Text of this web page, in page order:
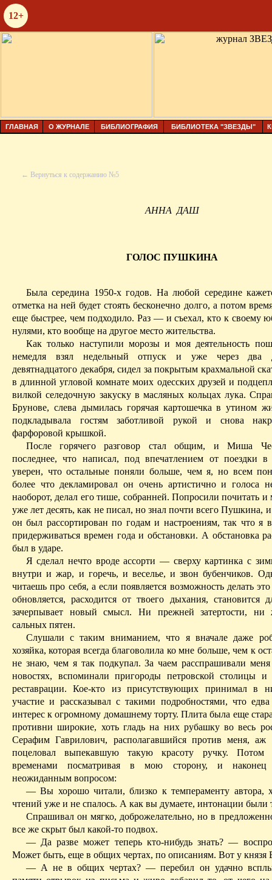
12+
ГЛАВНАЯ О ЖУРНАЛЕ БИБЛИОГРАФИЯ БИБЛИОТЕКА "ЗВЕЗДЫ"
← Вернуться к содержанию №5
АННА ДАШ
ГОЛОС ПУШКИНА
Была середина 1950-х годов. На любой середине
отметка на ней будет стоять бесконечно долго, а потом
еще быстрее, чем подходило. Раз — и съехал, кто к своему
нулями, кто вообще на другое место жительства.
Как только наступили морозыи моя деятельность
немедля взял недельный отпуск и уже через два
девятнадцатого декабря, сидел за покрытым крахмальной
в длинной угловой комнате моих одесских друзей и
вилкой селедочную закуску в масляных кольцах лука.
Брунове, слева дымилась горячая картошечка в утином
подкладывала гостям заботливой рукой и снова
фарфоровой крышкой.
После горячего разговор стал общим, и Миша
последнее, что написал, под впечатлением от поездки
уверен, что остальные поняли больше, чем я, но всем
более что декламировал он очень артистично и голоса
наоборот, делал его тише, собранней. Попросили почитать и
уже лет десять, как не писал, но знал почти всего Пушкина,
он был рассортирован по годам и настроениям, так что я
придерживаться времен года и обстановки. А обстановка
был в ударе.
Я сделал нечто вроде ассорти — сверху картинка с
внутри и жар, и горечь, и веселье, и звон бубенчиков.
читаешь про себя, а если появляется возможность делать
обновляется, расходится от твоего дыхания, становится
зачерпывает новый смысл. Ни прежнейзатертости, ни
сальных пятен.
Слушали с таким вниманием, что я вначале даже
хозяйка, которая всегда благоволила ко мне больше, чем к
не знаю, чем я так подкупал. За чаем расспрашивали
новостях, вспоминали пригороды петровской столицы и
реставрации. Кое-кто из присутствующих принимал в
участие и рассказывал с такими подробностями, что
интерес к огромному домашнему торту. Плита была еще
противни широкие, хоть гладь на них рубашку во весь
Серафим Гаврилович, располагавшийся против меня,аж
поцеловал выпекавшую такую красоту ручку. Потом
временами посматривая в мою сторону, и наконец
неожиданным вопросом:
— Вы хорошо читали, близко к темпераменту автора,
чтений уже и не спалось. А как вы думаете, интонации были
Спрашивал он мягко, доброжелательно, но в
все же скрыт был какой-то подвох.
— Да разве может теперь кто-нибудь знать? —
Может быть, еще в общих чертах, по описаниям. Вот у князя
— А не в общих чертах? — перебил он удачно